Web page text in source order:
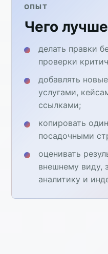
ОПЫТ
Чего
делать правки
проверки
добавлять
услугами,
ссылками;
копировать
посадочными
оценивать
внешнему виду,
аналитику и